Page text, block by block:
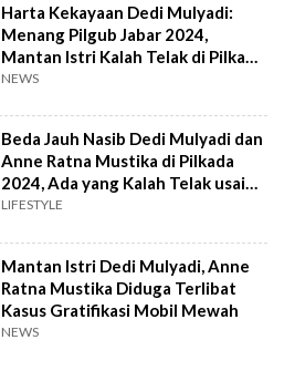
Harta Kekayaan Dedi Mulyadi:
Menang Pilgub Jabar 2024,
Mantan Istri Kalah Telak di Pilkada
Purwakarta!
NEWS
Beda Jauh Nasib Dedi Mulyadi dan
Anne Ratna Mustika di Pilkada
2024, Ada yang Kalah Telak usai
Cerai
LIFESTYLE
Mantan Istri Dedi Mulyadi, Anne
Ratna Mustika Diduga Terlibat
Kasus Gratifikasi Mobil Mewah
NEWS